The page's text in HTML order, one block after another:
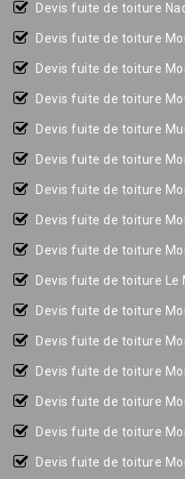
Devis fuite de toiture
Devis fuite de toiture
Devis fuite de toiture
Devis fuite de toiture
Devis fuite de toiture
Devis fuite de toiture
Devis fuite de toiture
Devis fuite de toiture
Devis fuite de toiture
Devis fuite de toiture Le
Devis fuite de toiture
Devis fuite de toiture
Devis fuite de toiture
Devis fuite de toiture
Devis fuite de toiture
Devis fuite de toiture